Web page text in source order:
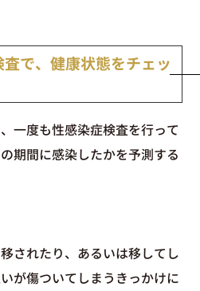
で、健康状態をチェッ
一度も性感染症検査を行って
期間に感染したかを予測する
されたり、あるいは移してし
が傷ついてしまうきっかけに